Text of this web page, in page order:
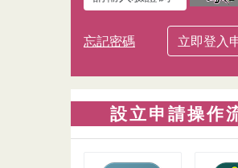
忘記密碼 立即登入
設立申請操作